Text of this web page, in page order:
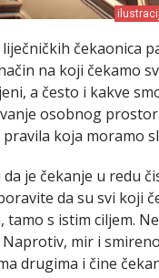
čekaonica
na koji čekamo
a često i kakve
osobnog
koja moramo
da je čekanje u redu
da su svi koji
tamo s istim ciljem.
mir i
drugima i čine